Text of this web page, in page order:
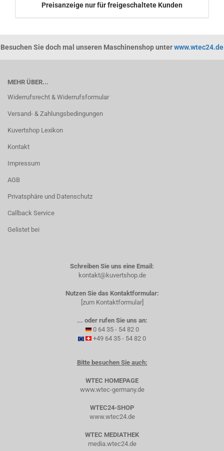
Preisanzeige nur für freigeschaltete Kunden
Besuchen Sie doch mal unseren Maschinenshop unterwww.wtec24.de
MEHR ÜBER...
Widerrufsrecht & Widerrufsformular
Versand- & Zahlungsbedingungen
Kuvertshop Lexikon
Kontakt
Impressum
AGB
Privatsphäre und Datenschutz
Callback Service
Gelistet bei
Schreiben Sie uns eine Email:
kontakt@kuvertshop.de
Nutzen Sie das Kontaktformular:
[zum Kontaktformular]
... oder rufen Sie uns an:
0 64 35 - 54 82 0
+49 64 35 - 54 82 0
Bitte besuchen Sie auch:
WTEC HOMEPAGE
www.wtec-germany.de
WTEC24-SHOP
www.wtec24.de
WTEC MEDIATHEK
media.wtec24.de